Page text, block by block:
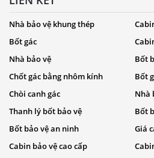
Nhà bảo vệ khung thép
Bốt gác
Nhà bảo vệ
Bốt
Chốt gác bằng nhôm kính
Bốt
Chòi canh gác
Nhà
Thanh lý bốt bảo vệ
Bốt
Bốt bảo vệ an ninh
Giá
Cabin bảo vệ cao cấp